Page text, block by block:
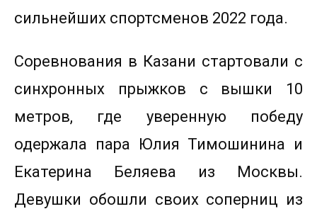
сильнейших спортсменов 2022 года.
Соревнования в Казани стартовали с
синхронных прыжков с вышки 10
метров, где уверенную победу
одержала пара Юлия Тимошинина и
Екатерина Беляева из Москвы.
Девушки обошли своих соперниц из